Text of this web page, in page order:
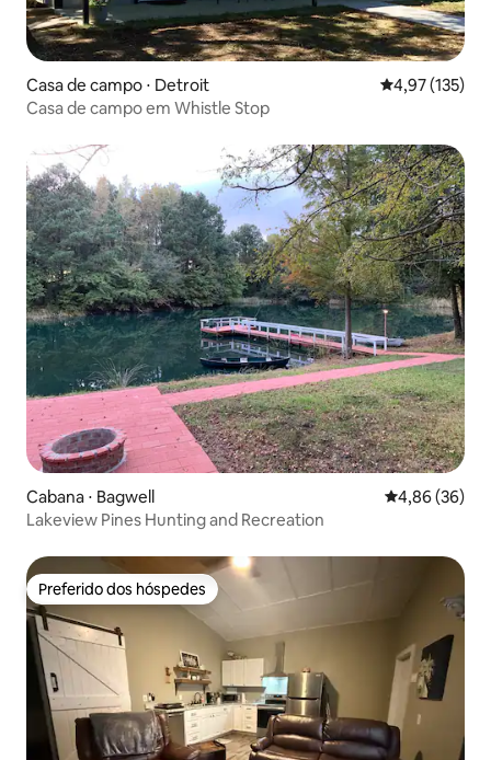
Casa de campo ⋅ Detroit 4,97 de uma
4,97 (135)
Casa de campo em Whistle Stop
Cabana ⋅ Bagwell 4,86 de uma
4,86 (36)
Lakeview Pines Hunting and Recreation
Preferido dos hóspedes
Preferido dos hóspedes